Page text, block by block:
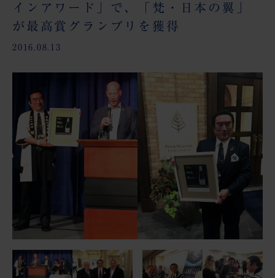
蔵の受賞歴
最近のできごと
お問い合わせ
インアワード」で、「梵・日本の翼」
が最高賞グランプリを獲得
2016.08.13